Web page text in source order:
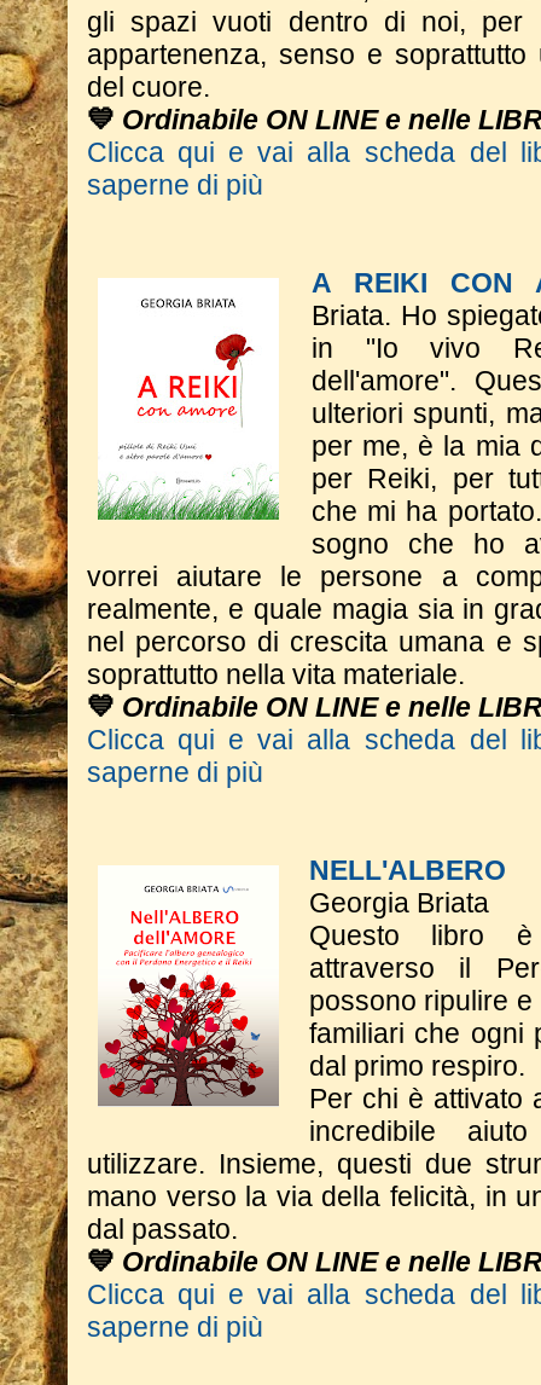
gli spazi vuoti dentro di noi, per
appartenenza, senso e
del cuore.
💙 Ordinabile ON LINE e nelle
Clicca qui e vai alla scheda del
saperne di più
A REIKI CON
Briata. Ho
in "Io vivo
dell'amore".
ulteriori spunti, m
per me, è la mia
per Reiki, per
che mi ha
sogno che ho
vorrei aiutare le persone a
realmente, e quale magia sia in
nel percorso di crescita umana e
soprattutto nella vita materiale.
💙 Ordinabile ON LINE e nelle
Clicca qui e vai alla scheda del
saperne di più
NELL'ALBERO
Georgia Briata
Questo libro
attraverso il
possono ripulire
familiari che ogni
dal primo respiro.
Per chi è attivato
incredibile
utilizzare. Insieme, questi due
mano verso la via della felicità, in
dal passato.
💙 Ordinabile ON LINE e nelle
Clicca qui e vai alla scheda del
saperne di più